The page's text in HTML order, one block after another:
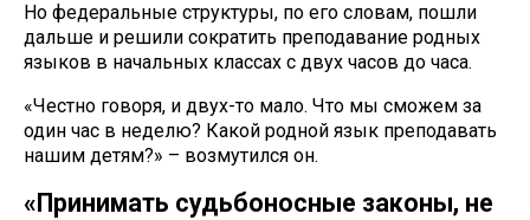
Но федеральные структуры, по его словам, пошли
дальше и решили сократить преподавание родных
языков в начальных классах с двух часов до часа.
«Честно говоря, и двух-то мало. Что мы сможем за
один час в неделю? Какой родной язык преподавать
нашим детям?» – возмутился он.
«Принимать судьбоносные законы, не